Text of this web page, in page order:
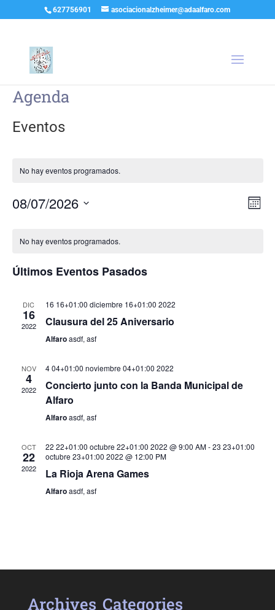
627756901 asociacionalzheimer@adaalfaro.com
Agenda
Eventos
No hay eventos programados.
de
Mes
08/07/2026
fecha.
de
Eventos
No hay eventos programados.
Últimos Eventos Pasados
DIC
16
2022
16 16+01:00 diciembre 16+01:00 2022
Clausura del 25 Aniversario
Alfaroasdf, asf
NOV
4
2022
4 04+01:00 noviembre 04+01:00 2022
Concierto junto con la Banda Municipal de
Alfaro
Alfaroasdf, asf
OCT
22
2022
22 22+01:00 octubre 22+01:00 2022 @ 9:00 AM-23 23+01:00
octubre 23+01:00 2022 @ 12:00 PM
La Rioja Arena Games
Alfaroasdf, asf
Archives Categories